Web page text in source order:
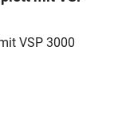
VSP 3000